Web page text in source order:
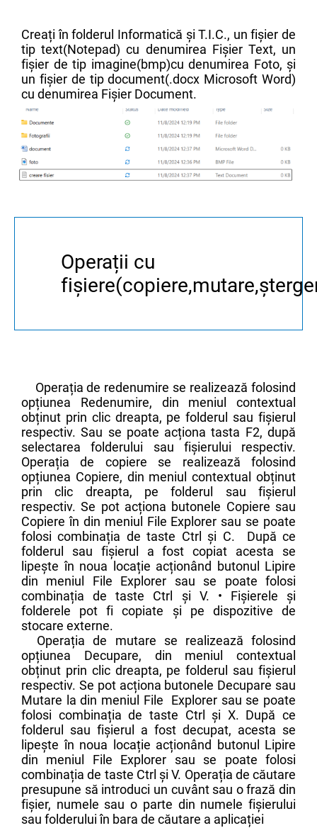
Creați în folderul Informatică și T.I.C., un fișier de
tip text(Notepad) cu denumirea Fișier Text, un
fișier de tip imagine(bmp)cu denumirea Foto, și
un fișier de tip document(.docx Microsoft Word)
cu denumirea Fișier Document.
Operații cu
Operația de redenumire se realizează folosind
opțiunea Redenumire, din meniul contextual
obținut prin clic dreapta, pe folderul sau fișierul
respectiv. Sau se poate acționa tasta F2, după
selectarea folderului sau fișierului respectiv.
Operația de copiere se realizează folosind
opțiunea Copiere, din meniul contextual obținut
prin clic dreapta, pe folderul sau fișierul
respectiv. Se pot acționa butonele Copiere sau
Copiere în din meniul File Explorer sau se poate
folosi combinația de taste Ctrl și C. După ce
folderul sau fișierul a fost copiat acesta se
lipește în noua locație acționând butonul Lipire
din meniul File Explorer sau se poate folosi
combinația de taste Ctrl și V. • Fișierele și
folderele pot fi copiate și pe dispozitive de
stocare externe.
Operația de mutare se realizează folosind
opțiunea Decupare, din meniul contextual
obținut prin clic dreapta, pe folderul sau fișierul
respectiv. Se pot acționa butonele Decupare sau
Mutare la din meniul File Explorer sau se poate
folosi combinația de taste Ctrl și X. După ce
folderul sau fișierul a fost decupat, acesta se
lipește în noua locație acționând butonul Lipire
din meniul File Explorer sau se poate folosi
combinația de taste Ctrl și V. Operația de căutare
presupune să introduci un cuvânt sau o frază din
fișier, numele sau o parte din numele fișierului
sau folderului în bara de căutare a aplicației